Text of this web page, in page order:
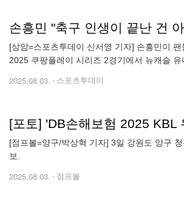
손흥민 "축구 인생이 끝난 건
[상암=스포츠투데이 신서영 기자] 손흥민이
2025 쿠팡플레이 시리즈 2경기에서 뉴캐슬
2025.08.03. 스포츠투데이
[포토] 'DB손해보험 2025 KBL
[점프볼=양구/박상혁 기자] 3일 강원도 양구
보.
2025.08.03. 점프볼